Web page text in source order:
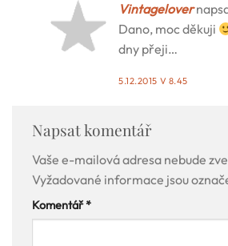
Vintagelover
Dano, moc děkuji
dny přeji…
5.12.2015 V 8.45
Napsat komentář
Vaše e-mailová adresa nebude
Vyžadované informace jsou
Komentář*